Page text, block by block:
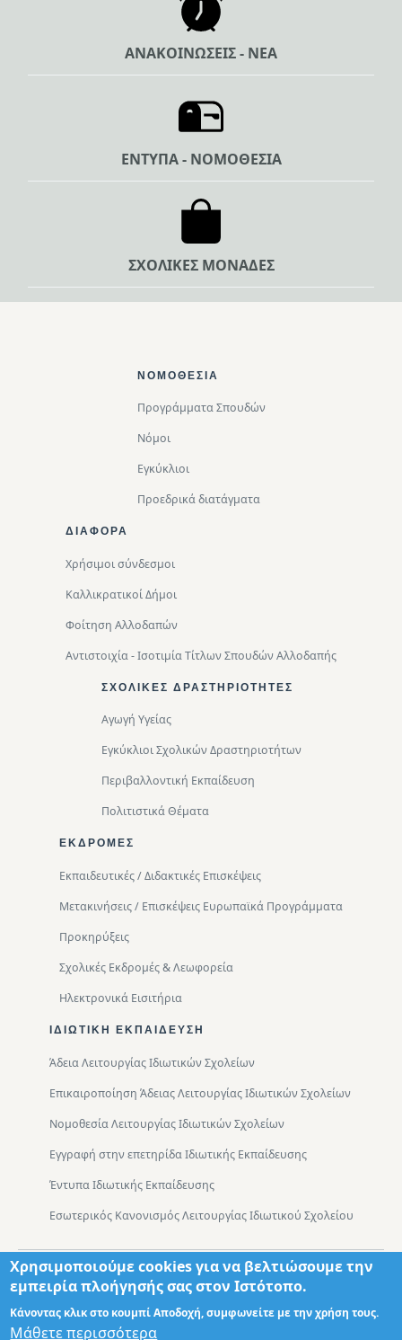
ΑΝΑΚΟΙΝΩΣΕΙΣ - ΝΕΑ
ΕΝΤΥΠΑ - ΝΟΜΟΘΕΣΙΑ
ΣΧΟΛΙΚΕΣ ΜΟΝΑΔΕΣ
ΝΟΜΟΘΕΣΊΑ
Προγράμματα Σπουδών
Νόμοι
Εγκύκλιοι
Προεδρικά διατάγματα
ΔΙΑΦΟΡΑ
Χρήσιμοι σύνδεσμοι
Καλλικρατικοί Δήμοι
Φοίτηση Αλλοδαπών
Αντιστοιχία - Ισοτιμία Τίτλων Σπουδών Αλλοδαπής
ΣΧΟΛΙΚΈΣ ΔΡΑΣΤΗΡΙΌΤΗΤΕΣ
Αγωγή Υγείας
Εγκύκλιοι Σχολικών Δραστηριοτήτων
Περιβαλλοντική Eκπαίδευση
Πολιτιστικά Θέματα
ΕΚΔΡΟΜΈΣ
Εκπαιδευτικές / Διδακτικές Επισκέψεις
Μετακινήσεις / Επισκέψεις Ευρωπαϊκά Προγράμματα
Προκηρύξεις
Σχολικές Εκδρομές & Λεωφορεία
Ηλεκτρονικά Εισιτήρια
ΙΔΙΩΤΙΚΉ ΕΚΠΑΊΔΕΥΣΗ
Άδεια Λειτουργίας Ιδιωτικών Σχολείων
Επικαιροποίηση Άδειας Λειτουργίας Ιδιωτικών Σχολείων
Νομοθεσία Λειτουργίας Ιδιωτικών Σχολείων
Εγγραφή στην επετηρίδα Ιδιωτικής Εκπαίδευσης
Έντυπα Ιδιωτικής Εκπαίδευσης
Εσωτερικός Κανονισμός Λειτουργίας Ιδιωτικού Σχολείου
Footer
Τμήματα Χάρτης Πρόσβασης
Σχεδιασμός: Θωμάς Διονύσης ΤΕ ΠΛΗΡ
Χρησιμοποιούμε cookies για να βελτιώσουμε την
εμπειρία πλοήγησής σας στον Ιστότοπο.
Κάνοντας κλικ στο κουμπί Αποδοχή, συμφωνείτε με την χρήση τους.
Μάθετε περισσότερα